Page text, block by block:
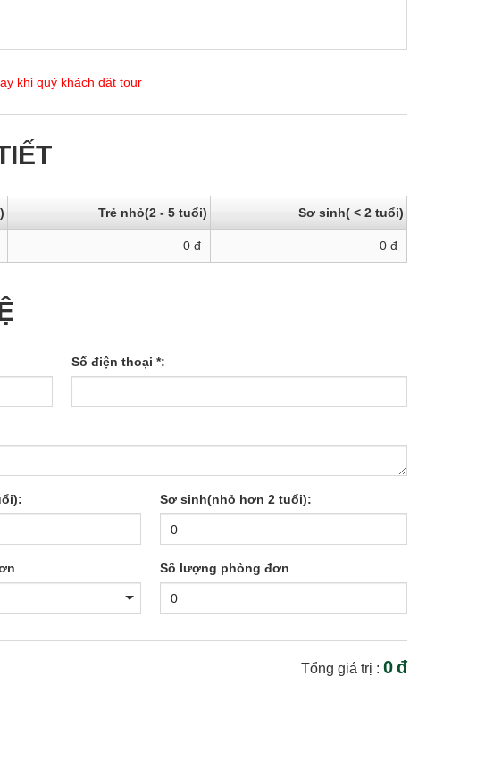
khi quý khách đặt tour
Trẻ nhỏ(2 - 5 tuổi) Sơ sinh( < 2 tuổi)
0 đ 0 đ
Số điện thoại *:
Sơ sinh(nhỏ hơn 2 tuổi):
Số lượng phòng đơn
Tổng giá trị : 0đ